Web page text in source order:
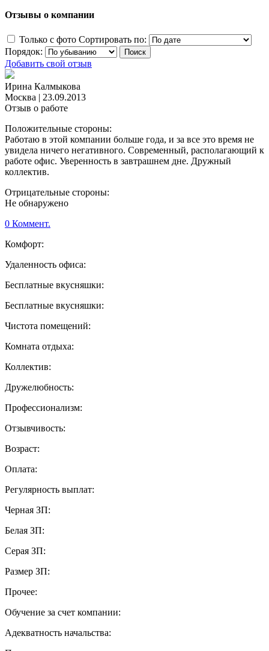
Отзывы о компании
Только с фото Сортировать по:
Порядок:
Добавить свой отзыв
Ирина Калмыкова
Москва | 23.09.2013
Отзыв о работе
Положительные стороны:
Работаю в этой компании больше года, и за все это время не
увидела ничего негативного. Современный, располагающий к
работе офис. Уверенность в завтрашнем дне. Дружный
коллектив.
Отрицательные стороны:
Не обнаружено
0 Коммент.
Комфорт:
Удаленность офиса:
Бесплатные вкусняшки:
Бесплатные вкусняшки:
Чистота помещений:
Комната отдыха:
Коллектив:
Дружелюбность:
Профессионализм:
Отзывчивость:
Возраст:
Оплата:
Регулярность выплат:
Черная ЗП:
Белая ЗП:
Серая ЗП:
Размер ЗП:
Прочее:
Обучение за счет компании:
Адекватность начальства: